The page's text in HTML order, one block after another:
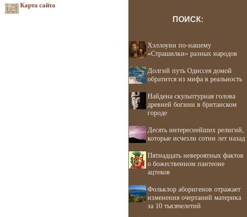
Карта сайта
ПОИСК:
Хэллоуин по-нашему
«Страшилки» разных народов
Долгий путь Одиссея домой
обратится из мифа в реальность
Найдена скульптурная голова
древней богини в британском
городе
Десять интереснейших религий,
которые исчезли сотни лет назад
Пятнадцать невероятных фактов
о божественном пантеоне
ацтеков
Фольклор аборигенов отражает
изменения очертаний материка
за 10 тысячелетий